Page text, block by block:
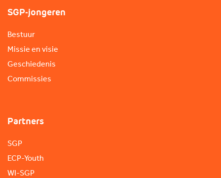
SGP-jongeren
Bestuur
Missie en visie
Geschiedenis
Commissies
Partners
SGP
ECP-Youth
WI-SGP